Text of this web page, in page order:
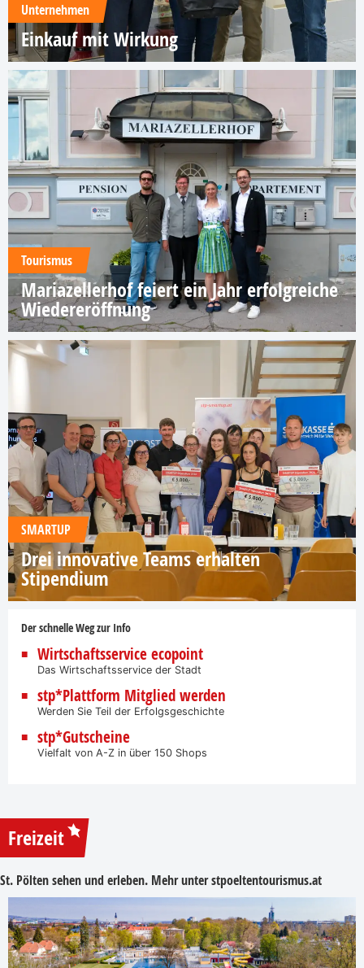
Unternehmen
Einkauf mit Wirkung
Tourismus
Mariazellerhof feiert ein Jahr erfolgreiche
Wiedereröffnung
SMARTUP
Drei innovative Teams erhalten
Stipendium
Der schnelle Weg zur Info
Wirtschaftsservice ecopoint
Das Wirtschaftsservice der Stadt
stp*Plattform Mitglied werden
Werden Sie Teil der Erfolgsgeschichte
stp*Gutscheine
Vielfalt von A-Z in über 150 Shops
Freizeit
St. Pölten sehen und erleben. Mehr unterstpoeltentourismus.at